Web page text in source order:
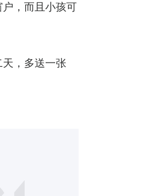
，而且小孩可
，多送一张